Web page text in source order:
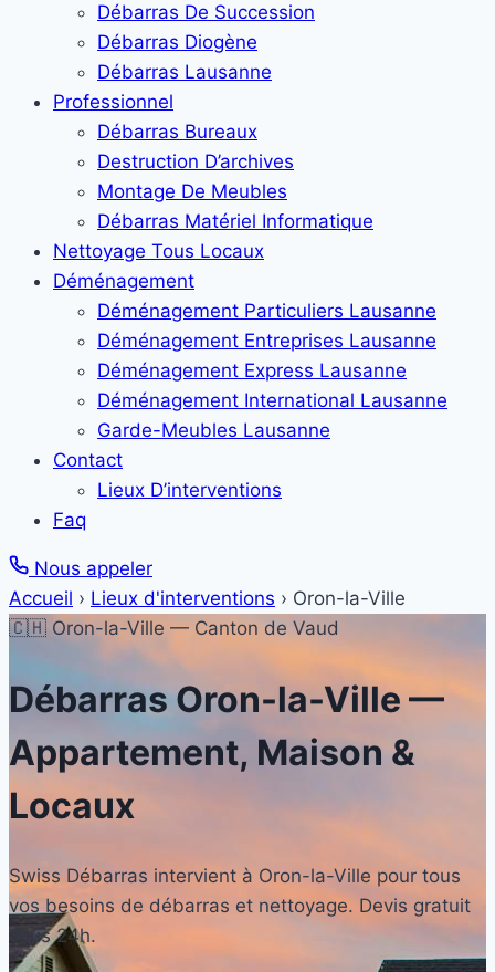
Débarras De Succession
Débarras Diogène
Débarras Lausanne
Professionnel
Débarras Bureaux
Destruction D’archives
Montage De Meubles
Débarras Matériel Informatique
Nettoyage Tous Locaux
Déménagement
Déménagement Particuliers Lausanne
Déménagement Entreprises Lausanne
Déménagement Express Lausanne
Déménagement International Lausanne
Garde-Meubles Lausanne
Contact
Lieux D’interventions
Faq
Nous appeler
Accueil › Lieux d'interventions › Oron-la-Ville
🇨🇭 Oron-la-Ville — Canton de Vaud
DébarrasOron-la-Ville—
Appartement, Maison &
Locaux
Swiss Débarras intervient à Oron-la-Ville pour tous
vos besoins de débarras et nettoyage. Devis gratuit
sous 24h.